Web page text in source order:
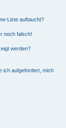
Liste auftaucht?
noch falsch!
werden?
ich aufgefordert, mich